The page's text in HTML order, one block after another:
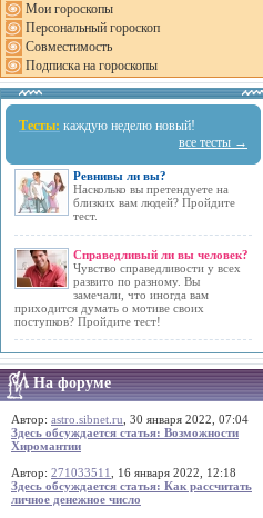
Мои гороскопы
Персональный гороскоп
Совместимость
Подписка на гороскопы
Тесты: каждую неделю новый!
все тесты →
Ревнивы ли вы?
Насколько вы претендуете на
близких вам людей? Пройдите
тест.
Справедливый ли вы человек?
Чувство справедливости у всех
развито по разному. Вы
замечали, что иногда вам
приходится думать о мотиве своих
поступков? Пройдите тест!
На форуме
Автор: astro.sibnet.ru , 30 января 2022, 07:04
Здесь обсуждается статья: Возможности
Хиромантии
Автор: 271033511
, 16 января 2022, 12:18
Здесь обсуждается статья: Как рассчитать
личное денежное число